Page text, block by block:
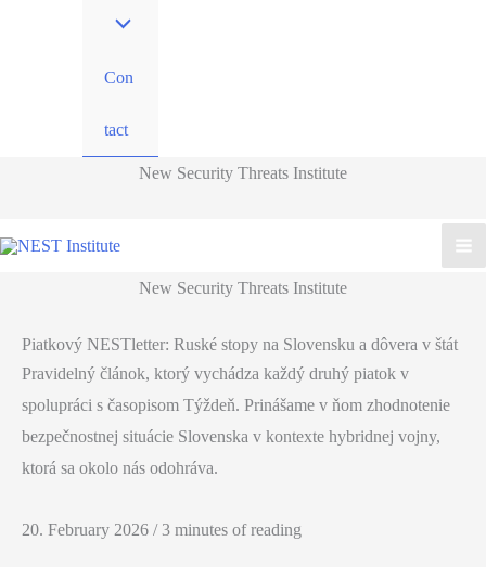
Con
tact
New Security Threats Institute
New Security Threats Institute
Piatkový NESTletter: Ruské stopy na Slovensku a dôvera v štát
Pravidelný článok, ktorý vychádza každý druhý piatok v
spolupráci s časopisom Týždeň. Prinášame v ňom zhodnotenie
bezpečnostnej situácie Slovenska v kontexte hybridnej vojny,
ktorá sa okolo nás odohráva.
20. February 2026 /3 minutes of reading